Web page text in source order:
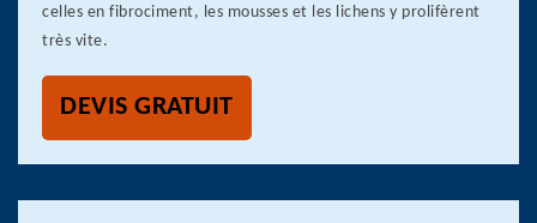
celles en fibrociment, les mousses et les lichens y prolifèrent
très vite.
DEVIS GRATUIT